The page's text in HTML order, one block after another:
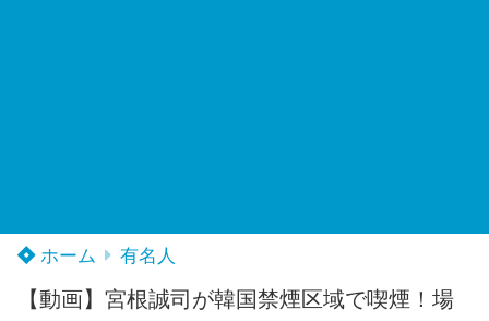
ホーム 有名人
【動画】宮根誠司が韓国禁煙区域で喫煙！場